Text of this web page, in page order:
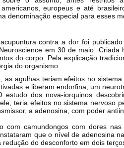
americanos, europeus e até
denominação especial para esses
contra a dor foi
em 30 de maio.
do corpo. Pela explicação
do organismo.
as agulhas teriam efeitos no
e liberam endorfina, um
estudo dos nova-iorquinos
teria efeitos no sistema nervoso
a adenosina, com poder
com camundongos com dores
que o nível de adenosina
redução do desconforto em dois